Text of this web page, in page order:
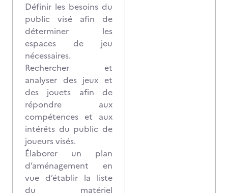
Définir les besoins du
public visé afin de
déterminer les
espaces de jeu
nécessaires.
Rechercher et
analyser des jeux et
des jouets afin de
répondre aux
compétences et aux
intérêts du public de
joueurs visés.
Élaborer un plan
d’aménagement en
vue d’établir la liste
du matériel